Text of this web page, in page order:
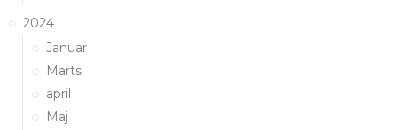
2024
Januar
Marts
april
Maj